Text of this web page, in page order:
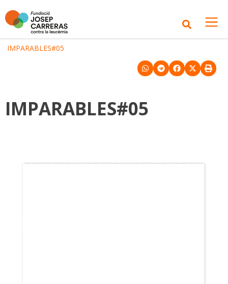
Inici >
IMPARABLES#05
IMPARABLES#05